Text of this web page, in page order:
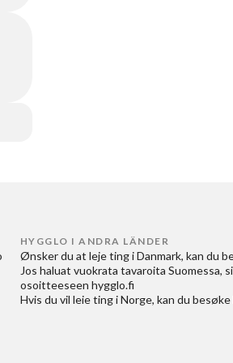
HYGGLO I ANDRA LÄNDER
Ønsker du at leje ting i Danmark, kan du
Jos haluat vuokrata tavaroita Suomessa,
osoitteeseen hygglo.fi
Hvis du vil leie ting i Norge, kan du besøke